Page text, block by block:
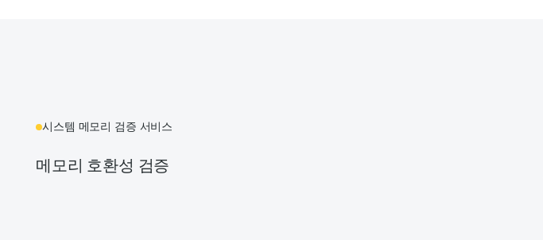
시스템 메모리 검증 서비스
메모리 호환성 검증